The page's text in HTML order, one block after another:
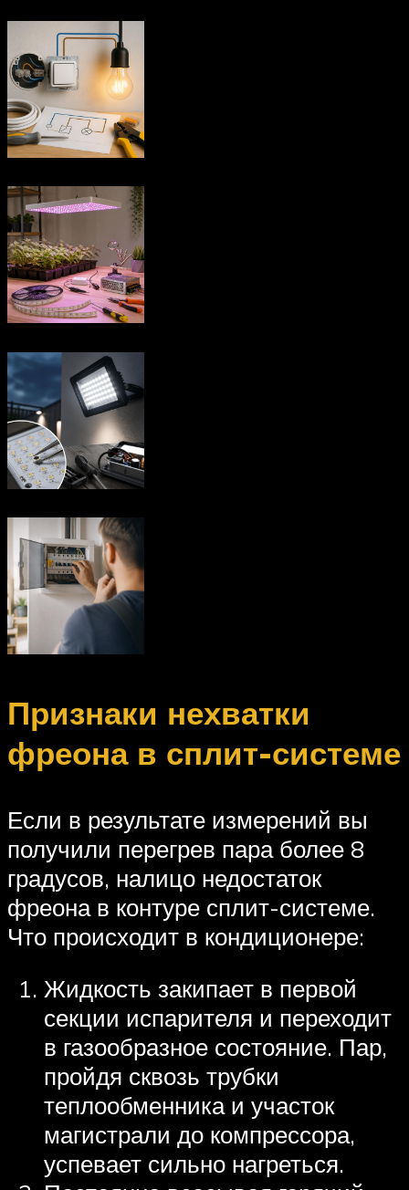
Признаки нехватки
фреона в сплит-системе
Если в результате измерений вы
получили перегрев пара более 8
градусов, налицо недостаток
фреона в контуре сплит-системе.
Что происходит в кондиционере:
Жидкость закипает в первой
секции испарителя и переходит
в газообразное состояние. Пар,
пройдя сквозь трубки
теплообменника и участок
магистрали до компрессора,
успевает сильно нагреться.